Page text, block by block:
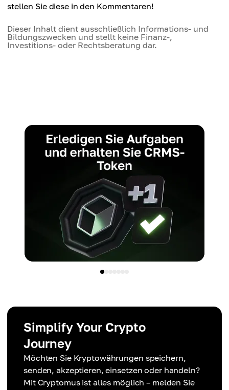
Transaktionsgeschwindigkeit und niedrigere
Gebühren.
stellen Sie diese in den Kommentaren!
Dieser Inhalt dient ausschließlich Informations- und
Bildungszwecken und stellt keine Finanz-,
Investitions- oder Rechtsberatung dar.
Simplify Your Crypto
Journey
Möchten Sie Kryptowährungen speichern,
senden, akzeptieren, einsetzen oder handeln?
Mit Cryptomus ist alles möglich – melden Sie